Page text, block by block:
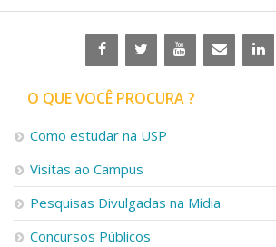
O QUE VOCÊ PROCURA ?
Como estudar na USP
Visitas ao Campus
Pesquisas Divulgadas na Mídia
Concursos Públicos